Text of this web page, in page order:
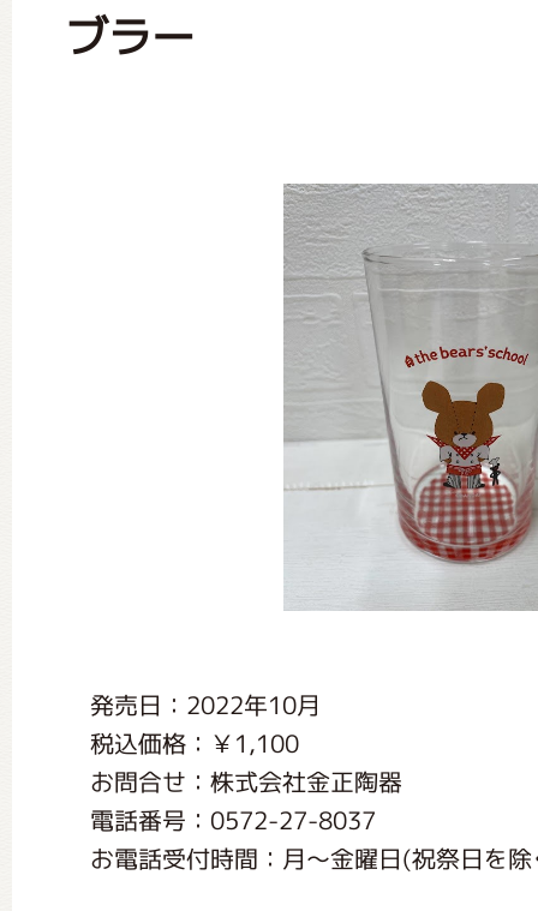
ブラー
発売日：2022年10月
税込価格：￥1,100
お問合せ：株式会社金正陶器
電話番号：0572-27-8037
お電話受付時間：月〜金曜日(祝祭日を
グッズインフォメーション
ミュージカル・コンサート
おたのしみコンテンツ(クイズ・
くまのがっこう 家庭科部